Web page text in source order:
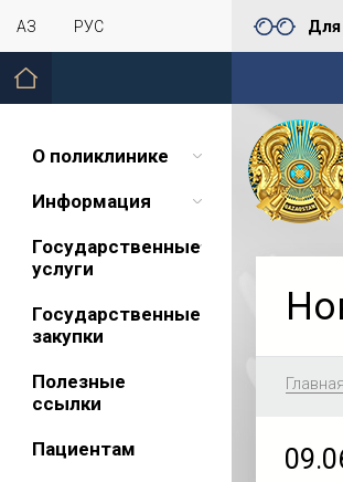
ҚАЗ РУС
О поликлинике
Информация
Государственные
услуги
Государственные
закупки
Полезные
ссылки
Пациентам
Главная